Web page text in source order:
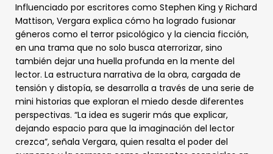
Influenciado por escritores como Stephen King y Richard
Mattison, Vergara explica cómo ha logrado fusionar
géneros como el terror psicológico y la ciencia ficción,
en una trama que no solo busca aterrorizar, sino
también dejar una huella profunda en la mente del
lector. La estructura narrativa de la obra, cargada de
tensión y distopía, se desarrolla a través de una serie de
mini historias que exploran el miedo desde diferentes
perspectivas. “La idea es sugerir más que explicar,
dejando espacio para que la imaginación del lector
crezca”, señala Vergara, quien resalta el poder del